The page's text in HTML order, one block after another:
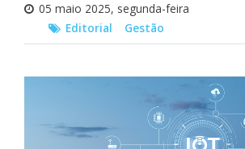
05 maio 2025, segunda-feira
Editorial
Gestão